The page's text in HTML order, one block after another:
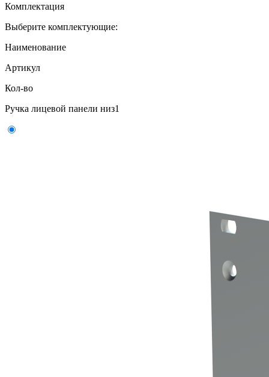
Комплектация
Выберите комплектующие:
Наименование
Артикул
Кол-во
Ручка лицевой панели низ1